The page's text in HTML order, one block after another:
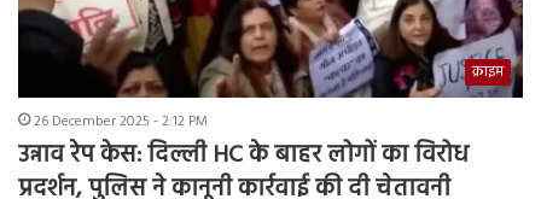
क्राइम
26 December 2025 - 2:12 PM
उन्नाव रेप केस: दिल्ली HC के बाहर लोगों का विरोध
प्रदर्शन, पुलिस ने कानूनी कार्रवाई की दी चेतावनी